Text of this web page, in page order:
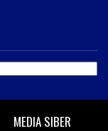
MEDIA SIBER